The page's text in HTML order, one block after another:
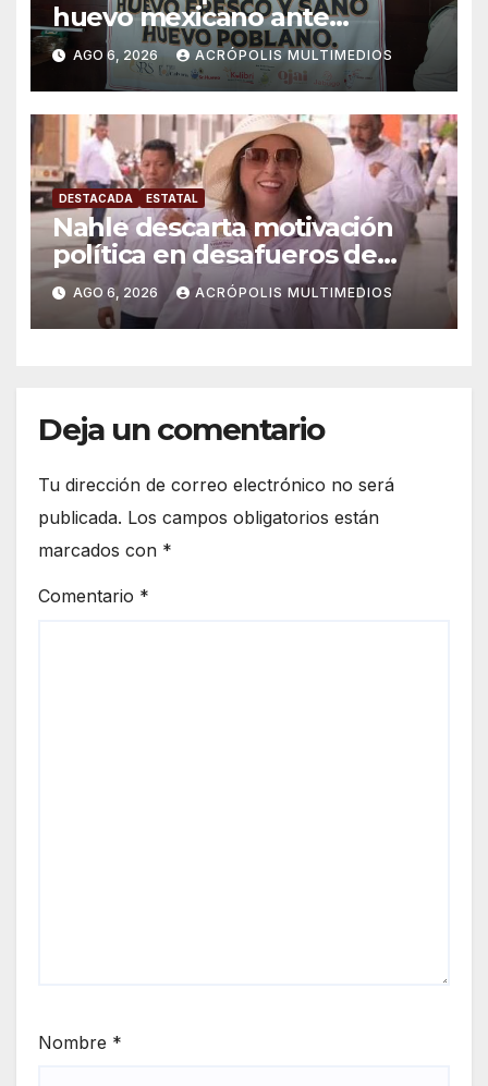
huevo mexicano ante
importaciones
AGO 6, 2026 ACRÓPOLIS MULTIMEDIOS
DESTACADA ESTATAL
Nahle descarta motivación
política en desafueros de
alcaldes
AGO 6, 2026 ACRÓPOLIS MULTIMEDIOS
Deja un comentario
Tu dirección de correo electrónico no será
publicada. Los campos obligatorios están
marcados con *
Comentario *
Nombre *